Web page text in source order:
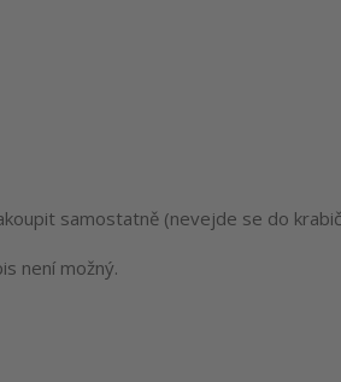
samostatně (nevejde se do
není možný.